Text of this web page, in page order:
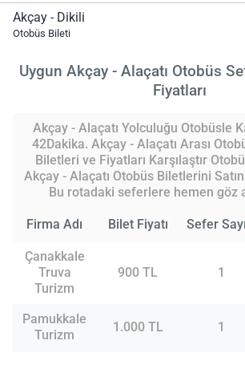
Akçay - Dikili
Otobüs Bileti
Uygun Akçay - Alaçatı Otobüs
Fiyatları
Akçay - Alaçatı Yolculuğu Otobüsle
42Dakika. Akçay - Alaçatı Arası
Biletleri ve Fiyatları Karşılaştır
Akçay - Alaçatı Otobüs Biletlerini
Bu rotadaki seferlere hemen göz
Firma Adı Bilet Fiyatı Sefer
Çanakkale
Truva
Turizm
900 TL 1
Pamukkale
Turizm
1.000 TL 1